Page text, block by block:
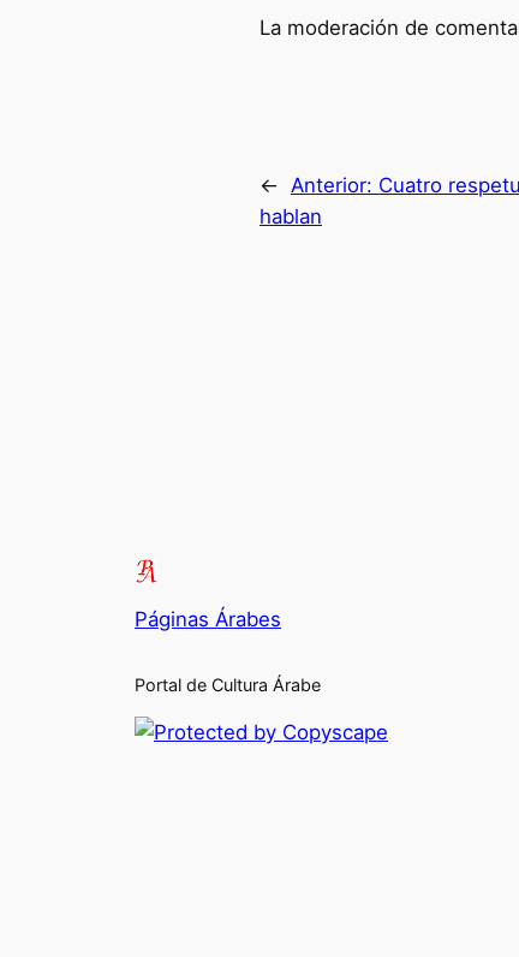
La moderación de
← Anterior: Cuatro
hablan
Páginas Árabes
Portal de Cultura Árabe